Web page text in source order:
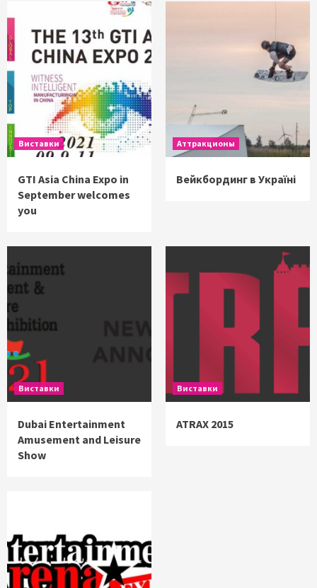
Виставки
GTI Asia China Expo in
September welcomes
you
Аттракционы
Вейкбординг в Україні
Виставки
Dubai Entertainment
Amusement and Leisure
Show
Виставки
ATRAX 2015